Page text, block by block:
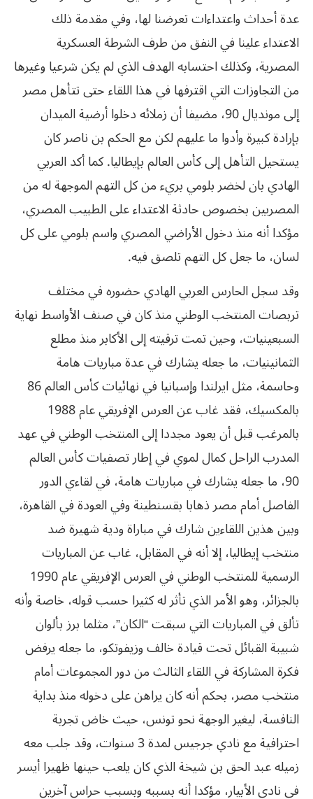
عدة أحداث واعتداءات تعرضنا لها، وفي مقدمة ذلك
الاعتداء علينا في النفق من طرف الشرطة العسكرية
المصرية، وكذلك احتسابه الهدف الذي لم يكن شرعيا وغيرها
من التجاوزات التي اقترفها في هذا اللقاء حتى تتأهل مصر
إلى مونديال 90، مضيفا أن زملائه دخلوا أرضية الميدان
بإرادة كبيرة وأدوا ما عليهم لكن مع الحكم بن ناصر كان
يستحيل التأهل إلى كأس العالم بإيطاليا. كما أكد العربي
الهادي بان لخضر بلومي بريء من كل التهم الموجهة له من
المصريين بخصوص حادثة الاعتداء على الطبيب المصري،
مؤكدا أنه منذ دخول الأراضي المصري واسم بلومي على كل
لسان، ما جعل كل التهم تلصق فيه.
وقد سجل الحارس العربي الهادي حضوره في مختلف
تربصات المنتخب الوطني منذ كان في صنف الأواسط نهاية
السبعينيات، وحين تمت ترقيته إلى الأكابر منذ مطلع
الثمانينيات، ما جعله يشارك في عدة مباريات هامة
وحاسمة، مثل ايرلندا وإسبانيا في نهائيات كأس العالم 86
بالمكسيك، فقد غاب عن العرس الإفريقي عام 1988
بالمرغب قبل أن يعود مجددا إلى المنتخب الوطني في عهد
المدرب الراحل كمال لموي في إطار تصفيات كأس العالم
90، ما جعله يشارك في مباريات هامة، في لقاءي الدور
الفاصل أمام مصر ذهابا بقسنطينة وفي العودة في القاهرة،
وبين هذين اللقاءين شارك في مباراة ودية شهيرة ضد
منتخب إيطاليا، إلا أنه في المقابل، غاب عن المباريات
الرسمية للمنتخب الوطني في العرس الإفريقي عام 1990
بالجزائر، وهو الأمر الذي تأثر له كثيرا حسب قوله، خاصة وأنه
تألق في المباريات التي سبقت “الكان”، مثلما برز بألوان
شبيبة القبائل تحت قيادة خالف وزيفوتكو، ما جعله يرفض
فكرة المشاركة في اللقاء الثالث من دور المجموعات أمام
منتخب مصر، بحكم أنه كان يراهن على دخوله منذ بداية
النافسة، ليغير الوجهة نحو تونس، حيث خاض تجربة
احترافية مع نادي جرجيس لمدة 3 سنوات، وقد جلب معه
زميله عبد الحق بن شيخة الذي كان يلعب حينها ظهيرا أيسر
في نادي الأبيار، مؤكدا أنه بسببه وبسبب حراس آخرين